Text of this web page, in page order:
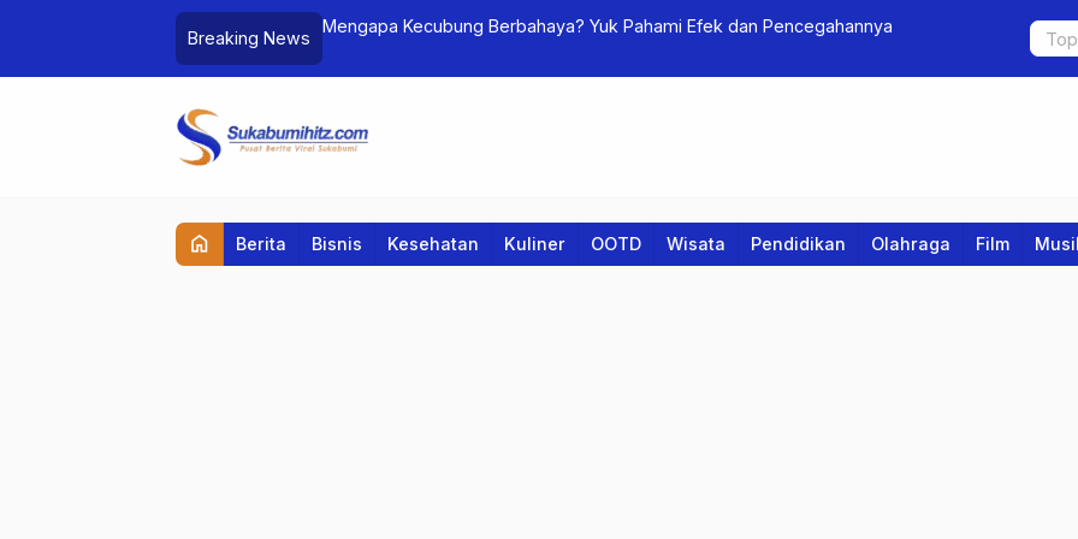
Breaking News
Mengapa Kecubung Berbahaya? Yuk Pahami Efek dan Pencegahannya Euro
home Berita Bisnis Kesehatan Kuliner OOTD Wisata Pendidikan Olahraga Film